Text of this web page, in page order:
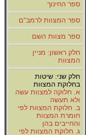
ספר החינוך
ספר המצוות לרמב"ם
ספר מצוות השם
חלק ראשון: מניין
המצוות
חלק שני: שיטות
בחלוקת המצוות
א. חלוקה למצוות עשה
ולא תעשה
ב. חלוקת המצוות לפי
חומרת המצוות
והחייבים בהן
ג. חלוקת המצוות לפי